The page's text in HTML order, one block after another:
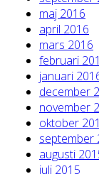
maj 2016
april 2016
mars 2016
februari
januari
december
november
oktober
september
augusti
juli 2015